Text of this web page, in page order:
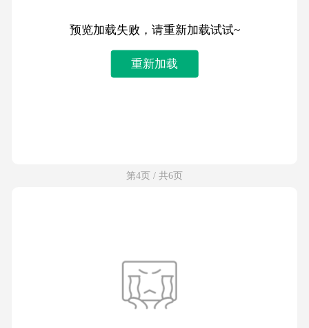
预览加载失败，请重新加载试试~
重新加载
第4页 / 共6页